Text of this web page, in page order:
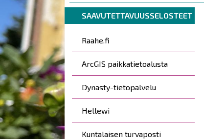
are
here:
Breadcrumbs
are
here:
SAAVUTETTAVUUSSELOSTEET
Päävalikko
Raahe.fi
ArcGIS paikkatietoalusta
Dynasty-tietopalvelu
Hellewi
Kuntalaisen turvaposti